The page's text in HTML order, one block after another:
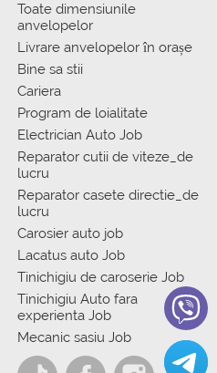
Toate dimensiunile
anvelopelor
Livrare anvelopelor în orașe
Bine sa stii
Cariera
Program de loialitate
Electrician Auto Job
Reparator cutii de viteze_de
lucru
Reparator casete directie_de
lucru
Carosier auto job
Lacatus auto Job
Tinichigiu de caroserie Job
Tinichigiu Auto fara
experienta Job
Mecanic sasiu Job